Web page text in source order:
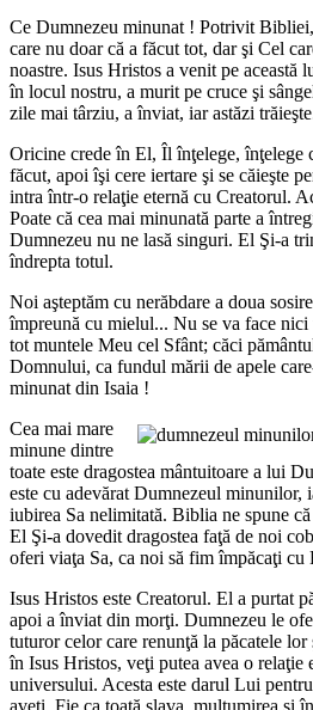
Ce Dumnezeu minunat ! Potrivit
care nu doar că a făcut tot, dar şi Cel
noastre. Isus Hristos a venit pe această
în locul nostru, a murit pe cruce şi
zile mai târziu, a înviat, iar astăzi
Oricine crede în El, Îl înţelege, înţelege
făcut, apoi îşi cere iertare şi se căieşte
intra într-o relaţie eternă cu Creatorul.
Poate că cea mai minunată parte a
Dumnezeu nu ne lasă singuri. El Şi-a
îndrepta totul.
Noi aşteptăm cu nerăbdare a doua
împreună cu mielul... Nu se va face
tot muntele Meu cel Sfânt; căci
Domnului, ca fundul mării de apele
minunat din Isaia !
Cea mai mare
minune dintre
toate este dragostea mântuitoare a lui
este cu adevărat Dumnezeul minunilor,
iubirea Sa nelimitată. Biblia ne spune
El Şi-a dovedit dragostea faţă de noi
oferi viaţa Sa, ca noi să fim împăcaţi cu
Isus Hristos este Creatorul. El a purtat
apoi a înviat din morţi. Dumnezeu le
tuturor celor care renunţă la păcatele
în Isus Hristos, veţi putea avea o relaţie
universului. Acesta este darul Lui
aveţi. Fie ca toată slava, mulţumirea şi